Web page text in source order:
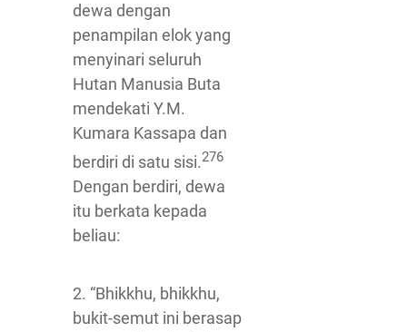
dewa dengan
penampilan elok yang
menyinari seluruh
Hutan Manusia Buta
mendekati Y.M.
Kumara Kassapa dan
berdiri di satu sisi.276
Dengan berdiri, dewa
itu berkata kepada
beliau:
2. “Bhikkhu, bhikkhu,
bukit-semut ini berasap